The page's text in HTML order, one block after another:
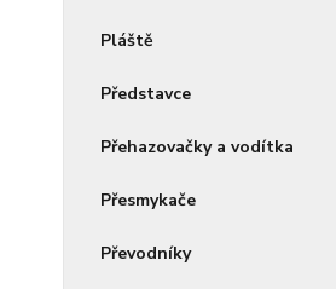
Pláště
Představce
Přehazovačky a vodítka
Přesmykače
Převodníky